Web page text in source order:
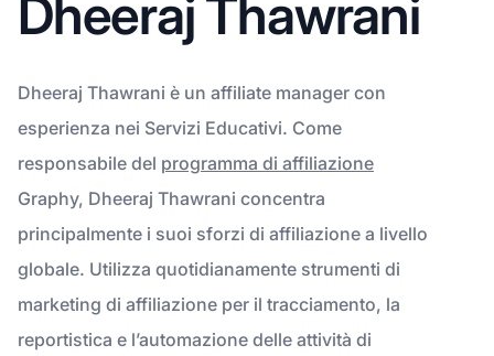
Dheeraj Thawrani
Dheeraj Thawrani è un affiliate manager con
esperienza nei Servizi Educativi. Come
responsabile del programma di affiliazione
Graphy, Dheeraj Thawrani concentra
principalmente i suoi sforzi di affiliazione a livello
globale. Utilizza quotidianamente strumenti di
marketing di affiliazione per il tracciamento, la
reportistica e l’automazione delle attività di